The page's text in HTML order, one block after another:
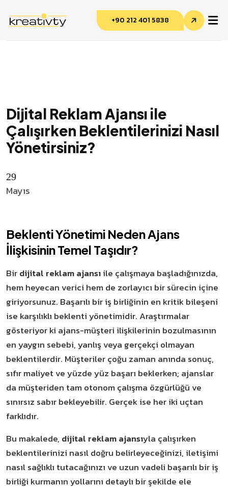
+90 212 401 5838
Dijital Reklam Ajansı ile
Çalışırken Beklentilerinizi Nasıl
Yönetirsiniz?
29
Mayıs
Beklenti Yönetimi Neden Ajans
İlişkisinin Temel Taşıdır?
Birdijital reklam ajansıile çalışmaya başladığınızda,
hem heyecan verici hem de zorlayıcı bir sürecin içine
giriyorsunuz. Başarılı bir iş birliğinin en kritik bileşeni
ise karşılıklı beklenti yönetimidir. Araştırmalar
gösteriyor ki ajans-müşteri ilişkilerinin bozulmasının
en yaygın sebebi, yanlış veya gerçekçi olmayan
beklentilerdir. Müşteriler çoğu zaman anında sonuç,
sıfır maliyet ve yüzde yüz başarı beklerken; ajanslar
da müşteriden tam otonom çalışma özgürlüğü ve
sınırsız sabır bekleyebilir. Gerçek ise her iki uçtan
farklıdır.
Bu makalede, dijital reklam ajansıyla çalışırken
beklentilerinizi nasıl doğru belirleyeceğinizi, iletişimi
nasıl sağlıklı tutacağınızı ve uzun vadeli başarılı bir iş
birliği kurmanın yollarını detaylı bir şekilde ele
Kreativty Asistan
Çevrimiçi · genelde hemen yanıtlar